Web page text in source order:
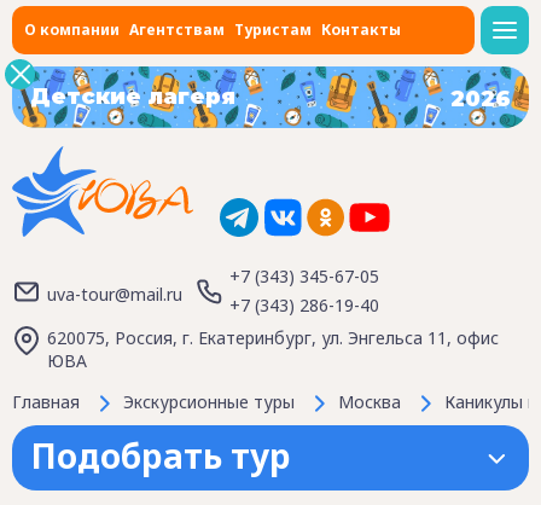
О компании Агентствам Туристам Контакты
Детские лагеря 2026
uva-tour@mail.ru
+7 (343) 345-67-05
+7 (343) 286-19-40
620075, Россия, г. Екатеринбург, ул. Энгельса 11, офис
ЮВА
Главная
Экскурсионные туры Москва Каникулы
Подобрать тур